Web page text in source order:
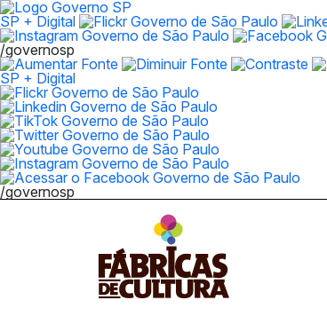
SP + Digital
/governosp
SP + Digital
/governosp